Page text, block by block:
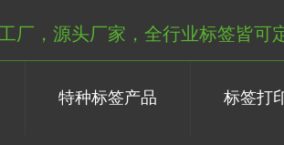
厂，源头厂家，全行业标签皆可
特种标签产品 标签打